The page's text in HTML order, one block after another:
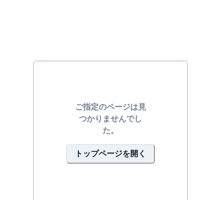
ご指定のページは見
つかりませんでし
た。
トップページを開く